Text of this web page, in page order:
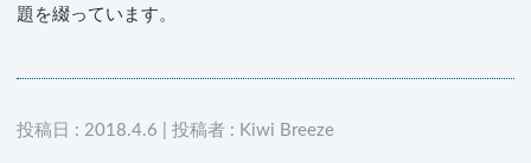
題を綴っています。
投稿日 : 2018.4.6 | 投稿者 : Kiwi Breeze